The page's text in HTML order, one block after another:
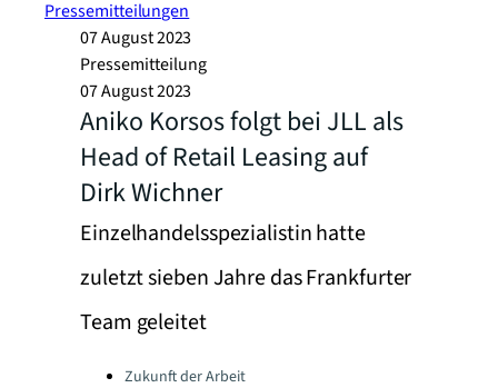
Pressemitteilungen
07 August 2023
Pressemitteilung
07 August 2023
Aniko Korsos folgt bei JLL als
Head of Retail Leasing auf
Dirk Wichner
Einzelhandelsspezialistin hatte
zuletzt sieben Jahre das Frankfurter
Team geleitet
Categories:Zukunft der Arbeit